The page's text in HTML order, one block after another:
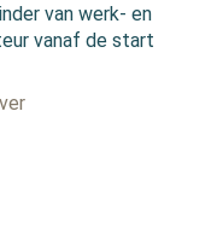
van werk- en
vanaf de start